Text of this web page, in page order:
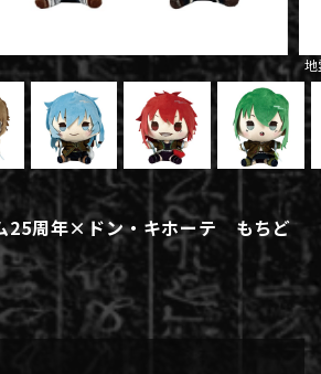
地
25周年×ドン・キホーテ もちど